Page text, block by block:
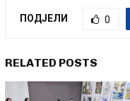
ПОДЈЕЛИ 0
RELATED POSTS